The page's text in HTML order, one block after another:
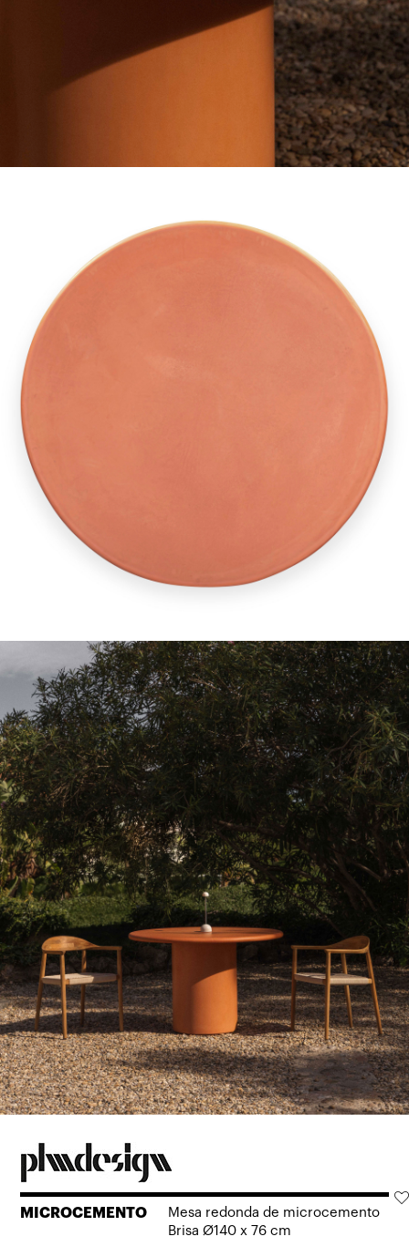
MICROCEMENTO
Mesa redonda de microcemento
Brisa Ø140 x 76 cm